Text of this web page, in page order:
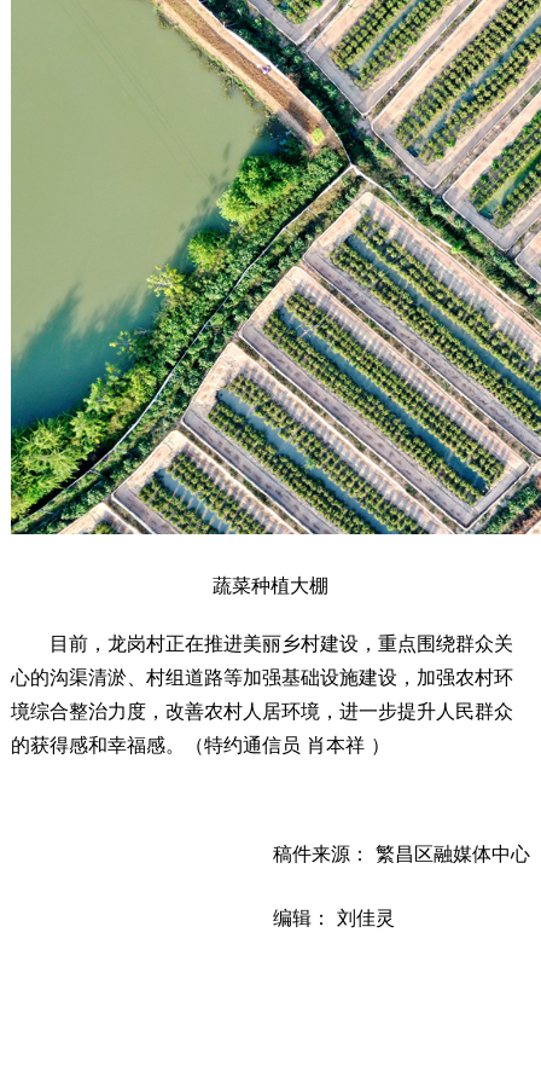
蔬菜种植大棚
目前，龙岗村正在推进美丽乡村建设，重点围绕群众关
心的沟渠清淤、村组道路等加强基础设施建设，加强农村环
境综合整治力度，改善农村人居环境，进一步提升人民群众
的获得感和幸福感。（特约通信员 肖本祥 ）
稿件来源： 繁昌区融媒体中心
编辑： 刘佳灵